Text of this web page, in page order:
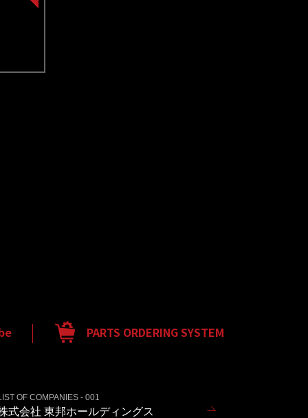
PARTS ORDERING SYSTEM
OF COMPANIES - 001
式会社 東邦ホールディングス